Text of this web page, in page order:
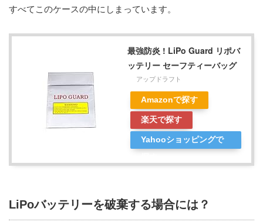
すべてこのケースの中にしまっています。
最強防炎 ! LiPo Guard リポバ
ッテリー セーフティーバッグ
アップドラフト
Amazonで探す
楽天で探す
Yahooショッピングで
LiPoバッテリーを破棄する場合には？